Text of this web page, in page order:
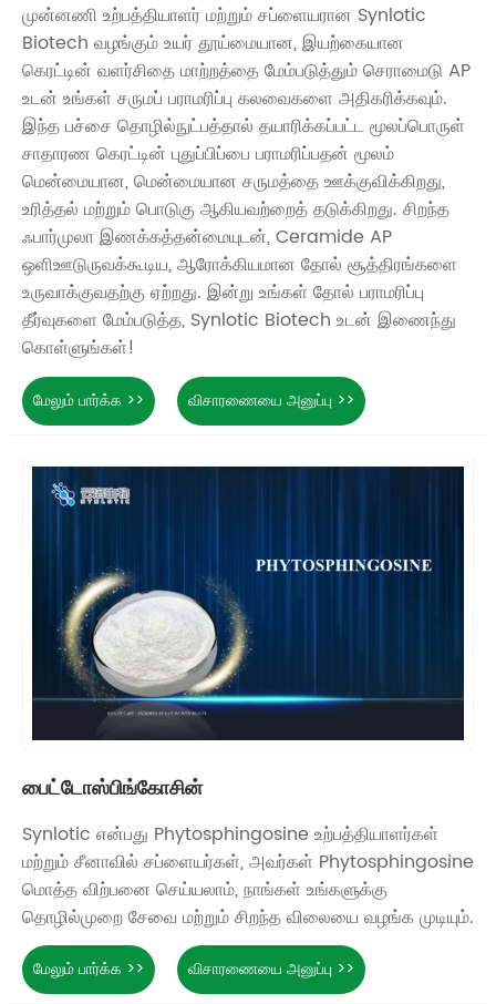
முன்னணி உற்பத்தியாளர் மற்றும் சப்ளையரான Synlotic
Biotech வழங்கும் உயர் தூய்மையான, இயற்கையான
கெரட்டின் வளர்சிதை மாற்றத்தை மேம்படுத்தும் செராமைடு AP
உடன் உங்கள் சருமப் பராமரிப்பு கலவைகளை அதிகரிக்கவும்.
இந்த பச்சை தொழில்நுட்பத்தால் தயாரிக்கப்பட்ட மூலப்பொருள்
சாதாரண கெரட்டின் புதுப்பிப்பை பராமரிப்பதன் மூலம்
மென்மையான, மென்மையான சருமத்தை ஊக்குவிக்கிறது,
உரித்தல் மற்றும் பொடுகு ஆகியவற்றைத் தடுக்கிறது. சிறந்த
ஃபார்முலா இணக்கத்தன்மையுடன், Ceramide AP
ஒளிஊடுருவக்கூடிய, ஆரோக்கியமான தோல் சூத்திரங்களை
உருவாக்குவதற்கு ஏற்றது. இன்று உங்கள் தோல் பராமரிப்பு
தீர்வுகளை மேம்படுத்த, Synlotic Biotech உடன் இணைந்து
கொள்ளுங்கள்!
மேலும் பார்க்க >> விசாரணையை அனுப்பு >>
பைட்டோஸ்பிங்கோசின்
Synlotic என்பது Phytosphingosine உற்பத்தியாளர்கள்
மற்றும் சீனாவில் சப்ளையர்கள், அவர்கள் Phytosphingosine
மொத்த விற்பனை செய்யலாம், நாங்கள் உங்களுக்கு
தொழில்முறை சேவை மற்றும் சிறந்த விலையை வழங்க முடியும்.
மேலும் பார்க்க >> விசாரணையை அனுப்பு >>